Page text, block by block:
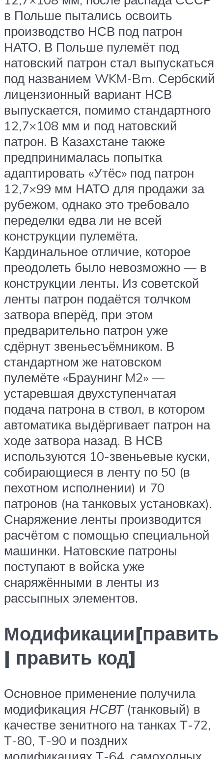
в Польше пытались освоить
производство НСВ под патрон
НАТО. В Польше пулемёт под
натовский патрон стал выпускаться
под названием WKM-Bm. Сербский
лицензионный вариант НСВ
выпускается, помимо стандартного
12,7×108 мм и под натовский
патрон. В Казахстане также
предпринималась попытка
адаптировать «Утёс» под патрон
12,7×99 мм НАТО для продажи за
рубежом, однако это требовало
переделки едва ли не всей
конструкции пулемёта.
Кардинальное отличие, которое
преодолеть было невозможно — в
конструкции ленты. Из советской
ленты патрон подаётся толчком
затвора вперёд, при этом
предварительно патрон уже
сдёрнут звеньесъёмником. В
стандартном же натовском
пулемёте «Браунинг M2» —
устаревшая двухступенчатая
подача патрона в ствол, в котором
автоматика выдёргивает патрон на
ходе затвора назад. В НСВ
используются 10-звеньевые куски,
собирающиеся в ленту по 50 (в
пехотном исполнении) и 70
патронов (на танковых установках).
Снаряжение ленты производится
расчётом с помощью специальной
машинки. Натовские патроны
поступают в войска уже
снаряжёнными в ленты из
рассыпных элементов.
Модификации[править
| править код]
Основное применение получила
модификация НСВТ(танковый) в
качестве зенитного на танках Т-72,
Т-80, Т-90 и поздних